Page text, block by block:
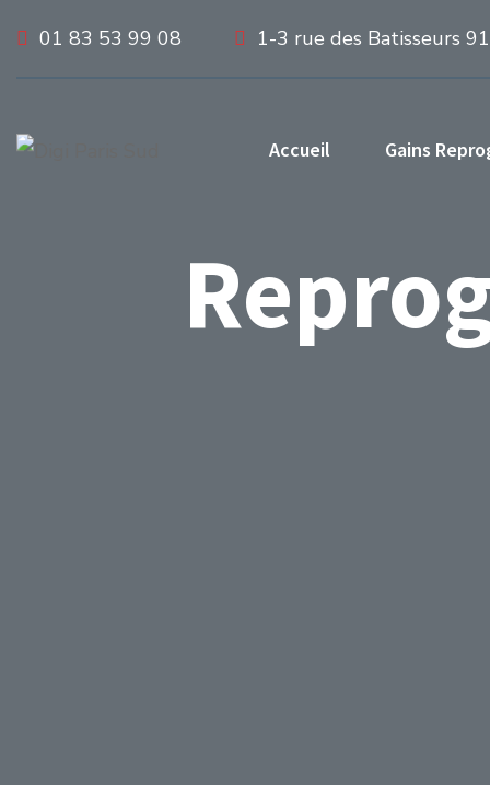
01 83 53 99 08 1-3 rue des Batisseurs
Accueil Gains